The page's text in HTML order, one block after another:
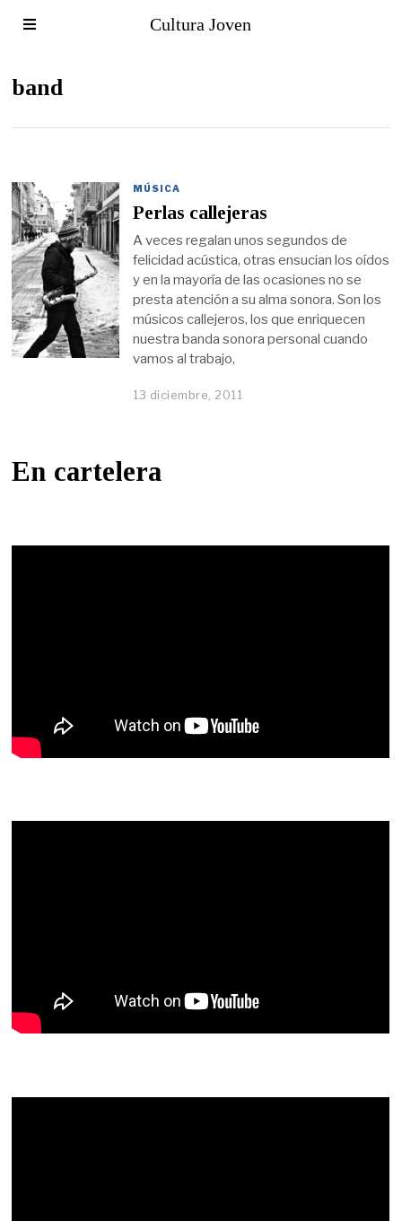
Cultura Joven
band
MÚSICA
Perlas callejeras
A veces regalan unos segundos de
felicidad acústica, otras ensucian los oídos
y en la mayoría de las ocasiones no se
presta atención a su alma sonora. Son los
músicos callejeros, los que enriquecen
nuestra banda sonora personal cuando
vamos al trabajo,
13 diciembre, 2011
En cartelera